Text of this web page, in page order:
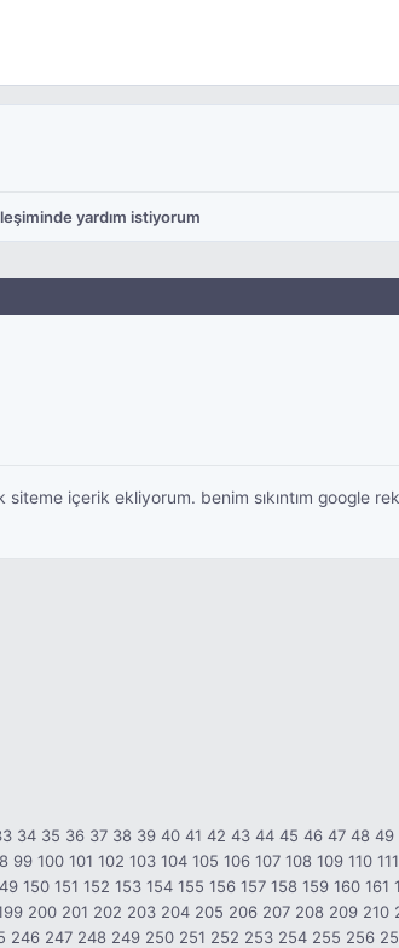
yardım istiyorum
içerik ekliyorum. benim sıkıntım google
34 35 36 37 38 39 40 41 42 43 44 45 46 47 48 49
99 100 101 102 103 104 105 106 107 108 109 110 111
150 151 152 153 154 155 156 157 158 159 160 161
200 201 202 203 204 205 206 207 208 209 210
246 247 248 249 250 251 252 253 254 255 256